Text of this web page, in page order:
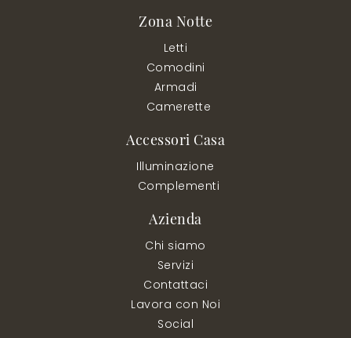
Zona Notte
Letti
Comodini
Armadi
Camerette
Accessori Casa
Illuminazione
Complementi
Azienda
Chi siamo
Servizi
Contattaci
Lavora con Noi
Social